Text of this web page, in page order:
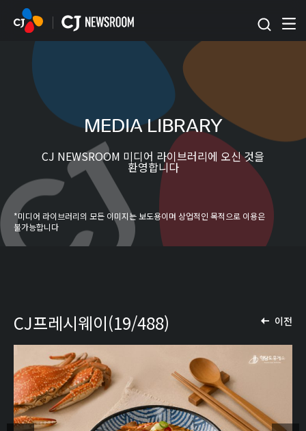
본문 바로가기
MEDIA LIBRARY
CJ NEWSROOM 미디어 라이브러리에 오신 것을
환영합니다
*미디어 라이브러리의 모든 이미지는 보도용이며 상업적인 목적으로 이용은
불가능합니다
이전
CJ프레시웨이(19/488)